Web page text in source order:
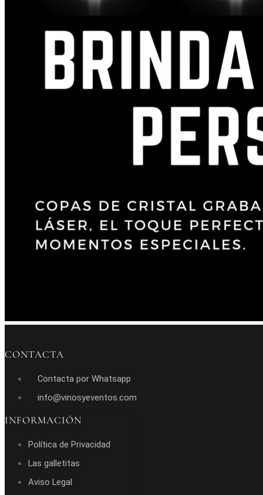
CONTACTA
Contacta por Whatsapp
info@vinosyeventos.com
INFORMACIÓN
Política de Privacidad
Las galletitas
Aviso Legal